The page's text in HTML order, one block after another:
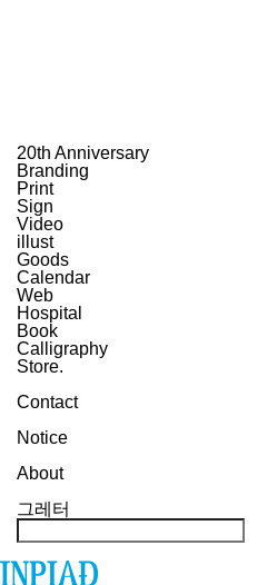
20th Anniversary
Branding
Print
Sign
Video
illust
Goods
Calendar
Web
Hospital
Book
Calligraphy
Store.
Contact
Notice
About
그레터